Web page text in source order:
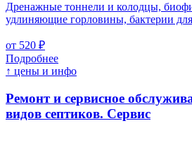
Дренажные тоннели и колодцы,
удлиняющие горловины, бактерии
от 520 ₽
Подробнее
↑ цены и инфо
Ремонт и сервисное
видов септиков. Сервис